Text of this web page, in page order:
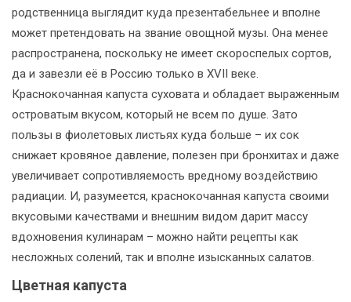
родственница выглядит куда презентабельнее и вполне
может претендовать на звание овощной музы. Она менее
распространена, поскольку не имеет скороспелых сортов,
да и завезли её в Россию только в XVII веке.
Краснокочанная капуста суховата и обладает выраженным
островатым вкусом, который не всем по душе. Зато
пользы в фиолетовых листьях куда больше – их сок
снижает кровяное давление, полезен при бронхитах и даже
увеличивает сопротивляемость вредному воздействию
радиации. И, разумеется, краснокочанная капуста своими
вкусовыми качествами и внешним видом дарит массу
вдохновения кулинарам – можно найти рецепты как
несложных солений, так и вполне изысканных салатов.
Цветная капуста